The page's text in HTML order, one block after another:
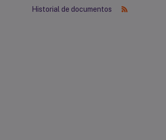
Historial de documentos